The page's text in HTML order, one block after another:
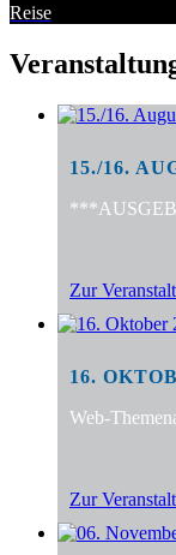
Reise
15./16.
Zur
16.
Web-
Zur